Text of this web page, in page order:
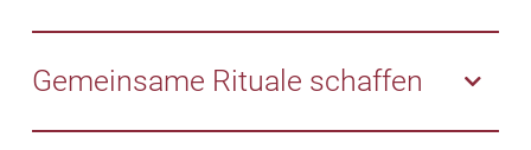
Handgeschriebene Briefe oder Postkarten sind eine
charmante und persönliche Art, den Kontakt
besonders über handschriftliche Nachrichten, die sie
Gemeinsame Rituale schaffen
Schaffen Sie Rituale, die Ihrem Angehörigen Sicherheit